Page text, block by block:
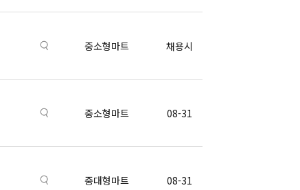
중소형마트 채용시
중소형마트 08-31
중대형마트 08-31